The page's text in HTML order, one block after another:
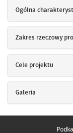
Ogólna
Zakres rzeczowy
Cele projektu
Galeria